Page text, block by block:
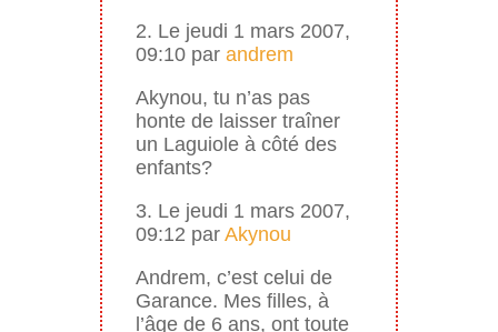
2. Le jeudi 1 mars 2007,
09:10 par andrem
Akynou, tu n’as pas
honte de laisser traîner
un Laguiole à côté des
enfants?
3. Le jeudi 1 mars 2007,
09:12 par Akynou
Andrem, c’est celui de
Garance. Mes filles, à
l’âge de 6 ans, ont toute